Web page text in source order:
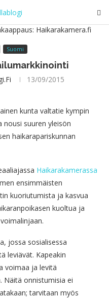
Suomi
13/09/2015
kunta valtatie kympin
nousi suuren yleisön
haikarapariskunnan
Haikarakamerassa
ensimmäisten
kuoriutumista ja kasvua
kuoltua ja
jossa sosialisessa
leviävät. Kapeakin
voimaa ja levitä
Näitä onnistumisia ei
tarvitaan myös